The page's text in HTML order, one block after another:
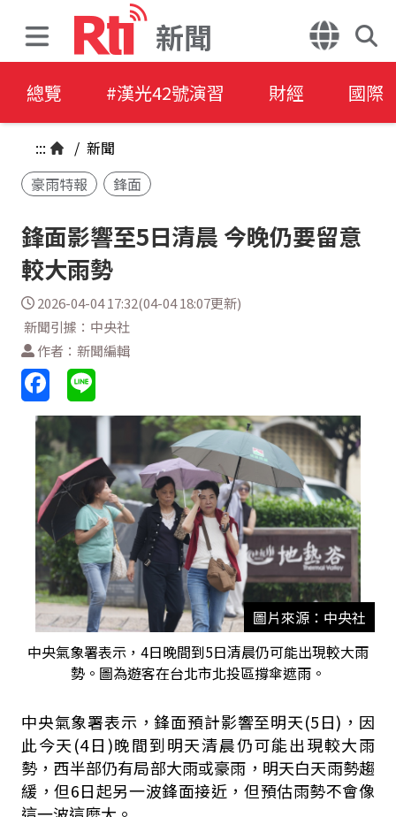
新聞
總覽 #漢光42號演習 財經 國際
::: / 新聞
豪雨特報
鋒面
鋒面影響至5日清晨 今晚仍要留意
較大雨勢
2026-04-04 17:32(04-04 18:07更新)
新聞引據：中央社
作者：新聞編輯
圖片來源：中央社
中央氣象署表示，4日晚間到5日清晨仍可能出現較大雨
勢。圖為遊客在台北市北投區撐傘遮雨。
中央氣象署表示，鋒面預計影響至明天(5日)，因
此今天(4日 )晚間到明天清晨仍可能出現較大雨
勢，西半部仍有局部大雨或豪雨，明天白天雨勢趨
緩，但6日起另一波鋒面接近，但預估雨勢不會像